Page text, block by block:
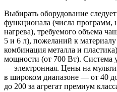
Выбирать оборудование
функционала (числа программ,
нагрева), требуемого объема
5 и 6 л), пожеланий к
комбинация металла и
мощности (от 700 Вт). Система
— электронная. Цены на
в широком диапазоне — от 40
до 200 за агрегат премиум